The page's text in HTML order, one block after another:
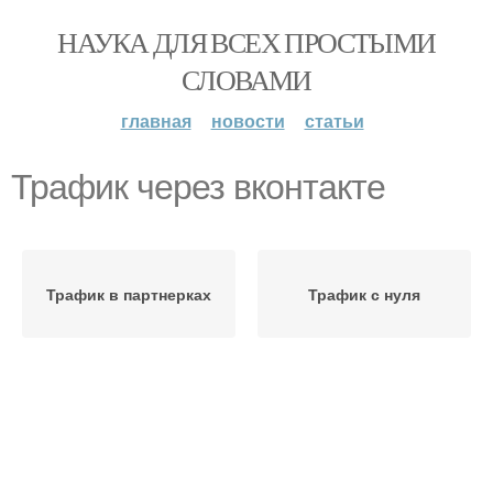
НАУКА ДЛЯ ВСЕХ ПРОСТЫМИ
СЛОВАМИ
главная новости статьи
Трафик через вконтакте
Трафик в партнерках Трафик с нуля